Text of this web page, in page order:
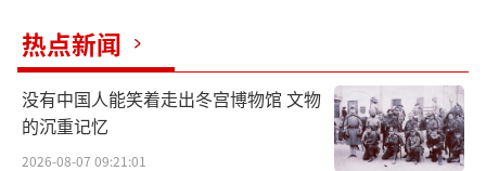
热点新闻
没有中国人能笑着走出冬宫博物馆 文物
的沉重记忆
2026-08-07 09:21:01